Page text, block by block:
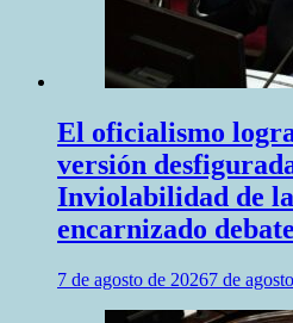
El oficialismo
versión
Inviolabilidad de
encarnizado
7 de agosto de 20267 de